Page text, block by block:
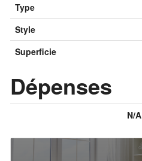
Type
Style
Superficie
Dépenses
N/A